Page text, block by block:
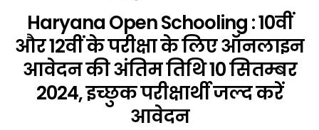
Haryana Open Schooling : 10वीं
और 12वीं के परीक्षा के लिए ऑनलाइन
आवेदन की अंतिम तिथि 10 सितम्बर
2024, इच्छुक परीक्षार्थी जल्द करें
आवेदन